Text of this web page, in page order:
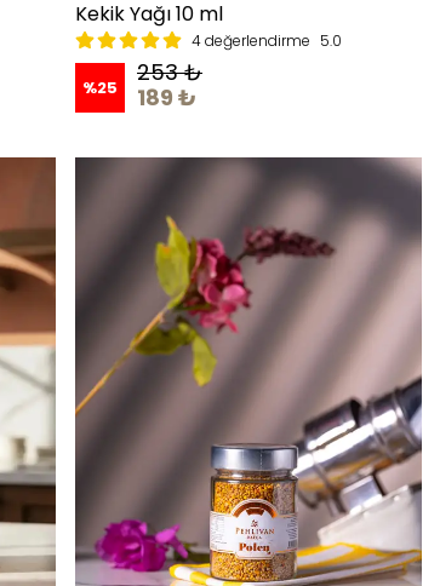
Kekik Yağı 10 ml
4 değerlendirme 5.0
%25
253 ₺
189 ₺